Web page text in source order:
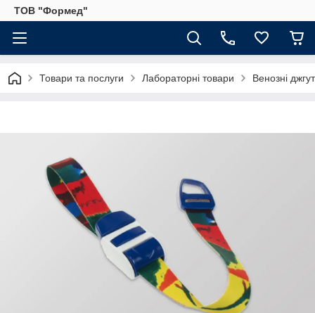
ТОВ "Формед"
Товари та послуги Лабораторні товари Венозні